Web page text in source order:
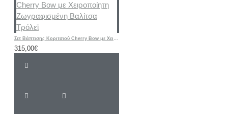
Σετ Βάπτισης Κοριτσιού Cherry Bow με Χειροποίητη Ζωγραφισμένη Βαλίτσα Τρόλεϊ
315,00€